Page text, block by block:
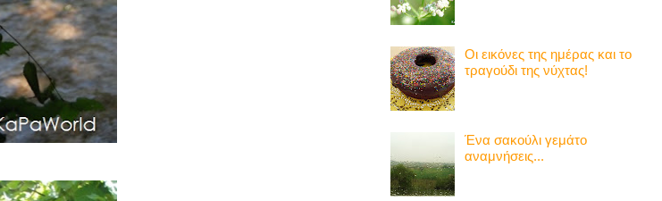
Οι εικόνες της ημέρας και το
τραγούδι της νύχτας!
Ένα σακούλι γεμάτο
αναμνήσεις...